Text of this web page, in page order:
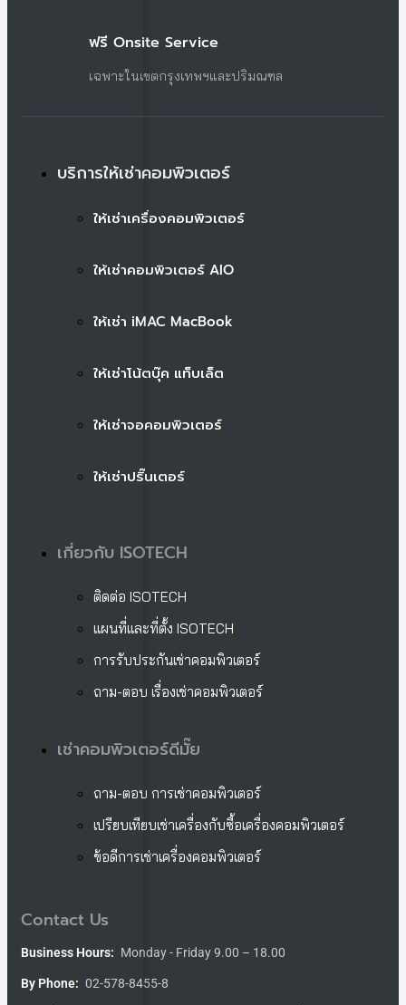
ฟรี Onsite Service
เฉพาะในเขตกรุงเทพฯและปริมณฑล
บริการให้เช่าคอมพิวเตอร์
ให้เช่าเครื่องคอมพิวเตอร์
ให้เช่าคอมพิวเตอร์ AIO
ให้เช่า iMAC MacBook
ให้เช่าโน้ตบุ๊ค แท็บเล็ต
ให้เช่าจอคอมพิวเตอร์
ให้เช่าปริ๊นเตอร์
เกี่ยวกับ ISOTECH
ติดต่อ ISOTECH
แผนที่และที่ตั้ง ISOTECH
การรับประกันเช่าคอมพิวเตอร์
ถาม-ตอบ เรื่องเช่าคอมพิวเตอร์
เช่าคอมพิวเตอร์ดีมั๊ย
ถาม-ตอบ การเช่าคอมพิวเตอร์
เปรียบเทียบเช่าเครื่องกับซื้อเครื่องคอมพิวเตอร์
ข้อดีการเช่าเครื่องคอมพิวเตอร์
Contact Us
Business Hours: Monday - Friday 9.00 – 18.00
By Phone: 02-578-8455-8